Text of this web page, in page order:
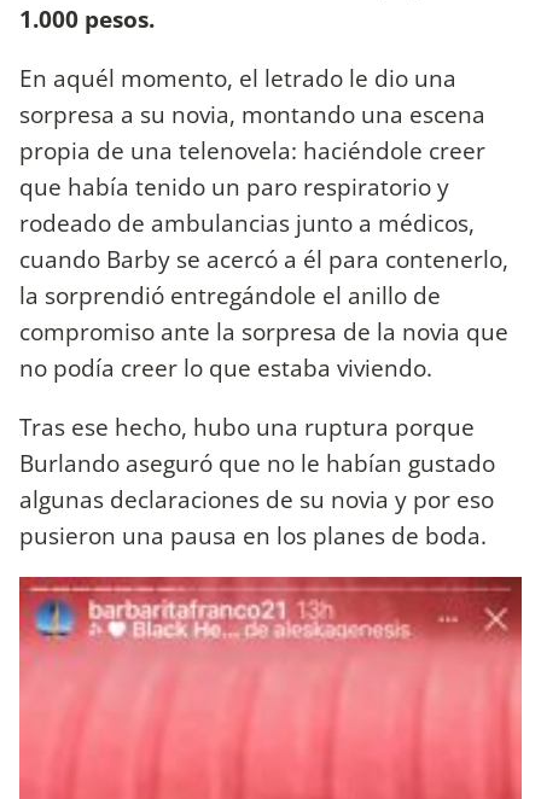
1.000 pesos.
En aquél momento, el letrado le dio una
sorpresa a su novia, montando una escena
propia de una telenovela: haciéndole creer
que había tenido un paro respiratorio y
rodeado de ambulancias junto a médicos,
cuando Barby se acercó a él para contenerlo,
la sorprendió entregándole el anillo de
compromiso ante la sorpresa de la novia que
no podía creer lo que estaba viviendo.
Tras ese hecho, hubo una ruptura porque
Burlando aseguró que no le habían gustado
algunas declaraciones de su novia y por eso
pusieron una pausa en los planes de boda.